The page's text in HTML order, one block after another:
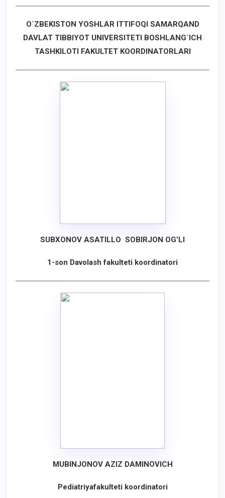
O`ZBEKISTON YOSHLAR ITTIFOQI SAMARQAND
DAVLAT TIBBIYOT UNIVERSITETI BOSHLANG`ICH
TASHKILOTI FAKULTET KOORDINATORLARI
SUBXONOV ASATILLO SOBIRJON OG’LI
1-son Davolash fakulteti koordinatori
МUBINJONOV AZIZ DAMINOVICH
Pediatriyafakulteti koordinatori